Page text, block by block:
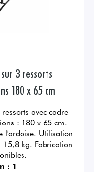
3 ressorts
180 x 65 cm
avec cadre
: 180 x 65 cm.
l'ardoise. Utilisation
15,8 kg. Fabrication
: 1